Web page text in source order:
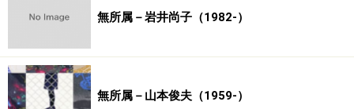
無所属－岩井尚子（1982-）
無所属－山本俊夫（1959-）